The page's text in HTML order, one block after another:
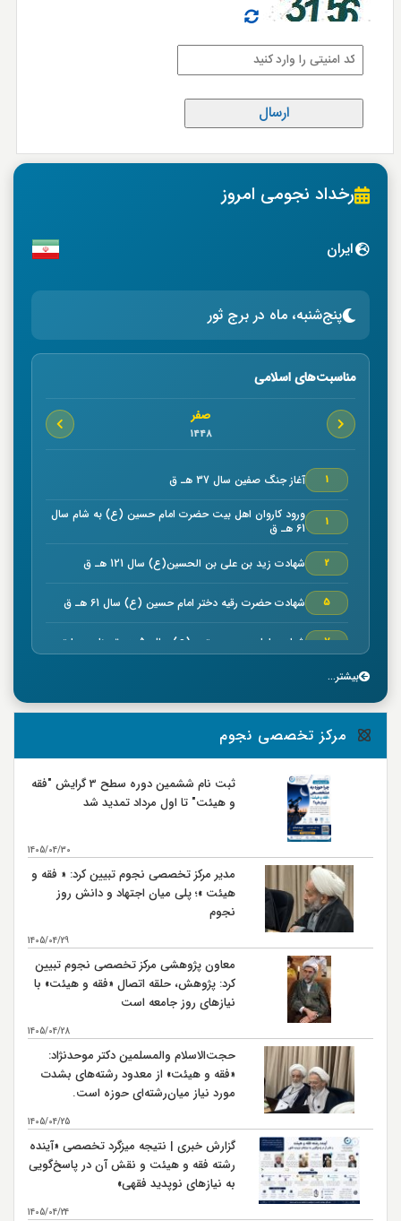
رخداد نجومی امروز
ایران
پنج‌شنبه، ماه در برج ثور
مناسبت‌های اسلامی
صفر
1448
1 آغاز جنگ صفين سال 37 هـ ق
1
ورود كاروان اهل بيت حضرت امام حسين (ع) به شام سال
61 هـ ق
2 شهادت زيد بن علي بن الحسين(ع) سال 121 هـ ق
5 شهادت حضرت رقیه دختر امام حسین (ع) سال 61 هـ ق
7 شهادت امام حسن مجتبي (ع) سال50 هـ ق بنا به روایتی
7
9 جنگ نهروان سال 38 هـ ق
14
شهادت محمد بن ابي بكر كارگزار حضرت امام علي (ع) در
مصر سال 38 هـ ق
17
شهادت حضرت امام علي بن موسی الرضا (ع) سال 203 هـ
ق بنا به روايتي
20
اربعين حسيني و ورود كاروان اهل بيت امام حسين (ع) به
28 رحلت حضرت رسول اكرم (ص)سال 11 هـ ق
28
روایتی
30
شهادت حضرت امام علي بن موسي الرضا (ع) سال 203 هـ
ق بنابر روایتی
بیشتر...
مرکز تخصصی نجوم
ثبت نام ششمین دوره سطح 3 گرایش "فقه
و هیئت" تا اول مرداد تمدید شد
1405/04/30
مدیر مرکز تخصصی نجوم تبیین کرد: « فقه و
هیئت »؛ پلی میان اجتهاد و دانش روز
نجوم
1405/04/29
معاون پژوهشی مرکز تخصصی نجوم تبیین
کرد: پژوهش، حلقه اتصال «فقه و هیئت» با
نیازهای روز جامعه است
1405/04/28
حجت‌الاسلام والمسلمین دکتر موحدنژاد:
«فقه و هیئت» از معدود رشته‌های بشدت
مورد نیاز میان‌رشته‌ای حوزه است.
1405/04/25
گزارش خبری | نتیجه میزگرد تخصصی «آینده
رشته فقه و هیئت و نقش آن در پاسخ‌گویی
به نیازهای نوپدید فقهی»
1405/04/24